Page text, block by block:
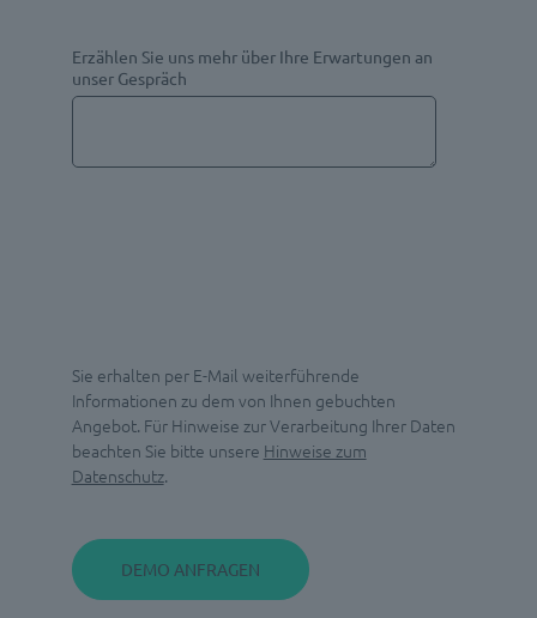
Erzählen Sie uns mehr über Ihre Erwartungen an
unser Gespräch
Sie erhalten per E-Mail weiterführende
Informationen zu dem von Ihnen gebuchten
Angebot. Für Hinweise zur Verarbeitung Ihrer Daten
beachten Sie bitte unsere Hinweise zum
Datenschutz.